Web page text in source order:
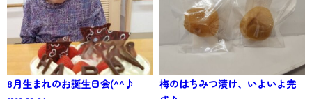
8月生まれのお誕生日会(^^♪
梅のはちみつ漬け、いよいよ完